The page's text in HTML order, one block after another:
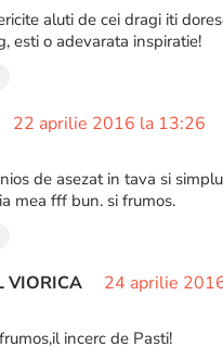
aluti de cei dragi iti
esti o adevarata inspiratie!
22 aprilie 2016 la 13:26
de asezat in tava si
mea fff bun. si frumos.
VIORICA 24 aprilie
incerc de Pasti!